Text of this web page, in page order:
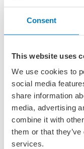
Consent
This website uses
We use cookies to
social media
share information
media, advertising
combine it with
them or that
services.
van potentiële
te waarborgen.
Analyseren van
regelsystemen in
voor golven tot
vaststellen van
meetdata.
Vaststellen van
het ontwikkelen